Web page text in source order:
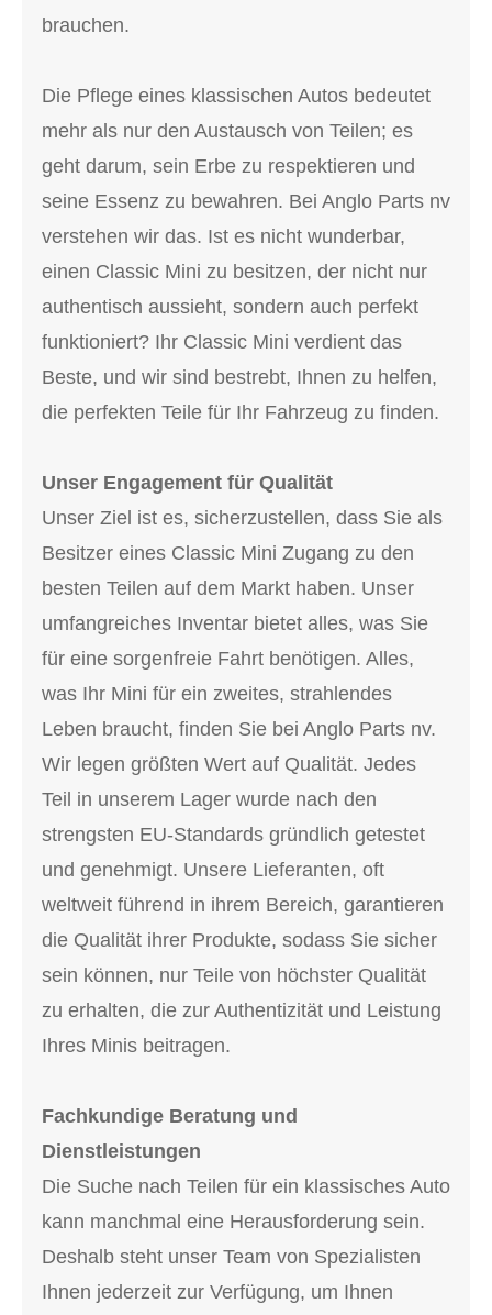
brauchen.
Die Pflege eines klassischen Autos bedeutet
mehr als nur den Austausch von Teilen; es
geht darum, sein Erbe zu respektieren und
seine Essenz zu bewahren. Bei Anglo Parts nv
verstehen wir das. Ist es nicht wunderbar,
einen Classic Mini zu besitzen, der nicht nur
authentisch aussieht, sondern auch perfekt
funktioniert? Ihr Classic Mini verdient das
Beste, und wir sind bestrebt, Ihnen zu helfen,
die perfekten Teile für Ihr Fahrzeug zu finden.
Unser Engagement für Qualität
Unser Ziel ist es, sicherzustellen, dass Sie als
Besitzer eines Classic Mini Zugang zu den
besten Teilen auf dem Markt haben. Unser
umfangreiches Inventar bietet alles, was Sie
für eine sorgenfreie Fahrt benötigen. Alles,
was Ihr Mini für ein zweites, strahlendes
Leben braucht, finden Sie bei Anglo Parts nv.
Wir legen größten Wert auf Qualität. Jedes
Teil in unserem Lager wurde nach den
strengsten EU-Standards gründlich getestet
und genehmigt. Unsere Lieferanten, oft
weltweit führend in ihrem Bereich, garantieren
die Qualität ihrer Produkte, sodass Sie sicher
sein können, nur Teile von höchster Qualität
zu erhalten, die zur Authentizität und Leistung
Ihres Minis beitragen.
Fachkundige Beratung und
Dienstleistungen
Die Suche nach Teilen für ein klassisches Auto
kann manchmal eine Herausforderung sein.
Deshalb steht unser Team von Spezialisten
Ihnen jederzeit zur Verfügung, um Ihnen